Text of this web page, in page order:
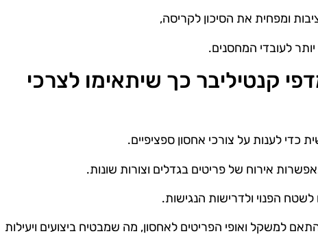
ומפחית את הסיכון לקריסה,
לעובדי המחסנים.
קנטיליבר כך שיתאימו לצרכי
לענות על צורכי אחסון ספציפיים.
אירוח של פריטים בגדלים וצורות שונות.
הפנוי ולדרישות הנגישות.
למשקל ואופי הפריטים לאחסון, מה שמבטיח ביצועים ויעילות